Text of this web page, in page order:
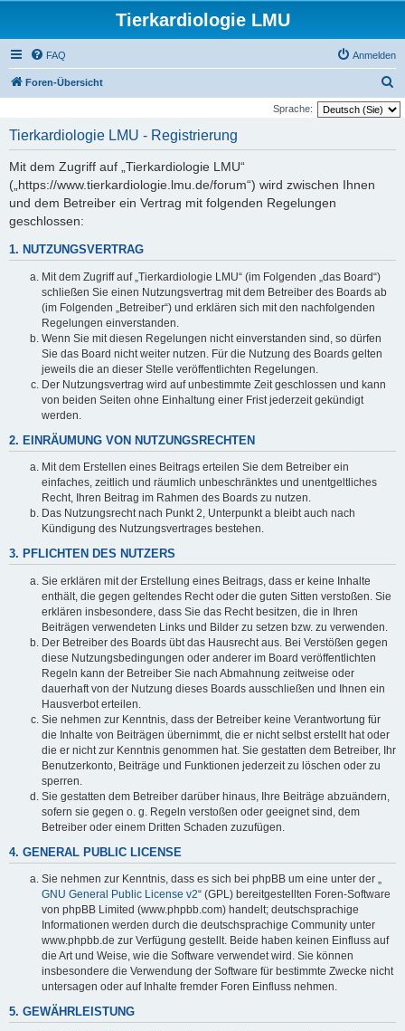
Tierkardiologie LMU
FAQ Anmelden
Foren-Übersicht
u
Sprache:
Tierkardiologie LMU - Registrierung
Mit dem Zugriff auf „Tierkardiologie LMU“
(„https://www.tierkardiologie.lmu.de/forum“) wird zwischen Ihnen
und dem Betreiber ein Vertrag mit folgenden Regelungen
geschlossen:
1. NUTZUNGSVERTRAG
Mit dem Zugriff auf „Tierkardiologie LMU“ (im Folgenden „das Board“)
schließen Sie einen Nutzungsvertrag mit dem Betreiber des Boards ab
(im Folgenden „Betreiber“) und erklären sich mit den nachfolgenden
Regelungen einverstanden.
Wenn Sie mit diesen Regelungen nicht einverstanden sind, so dürfen
Sie das Board nicht weiter nutzen. Für die Nutzung des Boards gelten
jeweils die an dieser Stelle veröffentlichten Regelungen.
Der Nutzungsvertrag wird auf unbestimmte Zeit geschlossen und kann
von beiden Seiten ohne Einhaltung einer Frist jederzeit gekündigt
werden.
2. EINRÄUMUNG VON NUTZUNGSRECHTEN
Mit dem Erstellen eines Beitrags erteilen Sie dem Betreiber ein
einfaches, zeitlich und räumlich unbeschränktes und unentgeltliches
Recht, Ihren Beitrag im Rahmen des Boards zu nutzen.
Das Nutzungsrecht nach Punkt 2, Unterpunkt a bleibt auch nach
Kündigung des Nutzungsvertrages bestehen.
3. PFLICHTEN DES NUTZERS
Sie erklären mit der Erstellung eines Beitrags, dass er keine Inhalte
enthält, die gegen geltendes Recht oder die guten Sitten verstoßen. Sie
erklären insbesondere, dass Sie das Recht besitzen, die in Ihren
Beiträgen verwendeten Links und Bilder zu setzen bzw. zu verwenden.
Der Betreiber des Boards übt das Hausrecht aus. Bei Verstößen gegen
diese Nutzungsbedingungen oder anderer im Board veröffentlichten
Regeln kann der Betreiber Sie nach Abmahnung zeitweise oder
dauerhaft von der Nutzung dieses Boards ausschließen und Ihnen ein
Hausverbot erteilen.
Sie nehmen zur Kenntnis, dass der Betreiber keine Verantwortung für
die Inhalte von Beiträgen übernimmt, die er nicht selbst erstellt hat oder
die er nicht zur Kenntnis genommen hat. Sie gestatten dem Betreiber, Ihr
Benutzerkonto, Beiträge und Funktionen jederzeit zu löschen oder zu
sperren.
Sie gestatten dem Betreiber darüber hinaus, Ihre Beiträge abzuändern,
sofern sie gegen o. g. Regeln verstoßen oder geeignet sind, dem
Betreiber oder einem Dritten Schaden zuzufügen.
4. GENERAL PUBLIC LICENSE
Sie nehmen zur Kenntnis, dass es sich bei phpBB um eine unter der „
GNU General Public License v2“ (GPL) bereitgestellten Foren-Software
von phpBB Limited (www.phpbb.com) handelt; deutschsprachige
Informationen werden durch die deutschsprachige Community unter
www.phpbb.de zur Verfügung gestellt. Beide haben keinen Einfluss auf
die Art und Weise, wie die Software verwendet wird. Sie können
insbesondere die Verwendung der Software für bestimmte Zwecke nicht
untersagen oder auf Inhalte fremder Foren Einfluss nehmen.
5. GEWÄHRLEISTUNG